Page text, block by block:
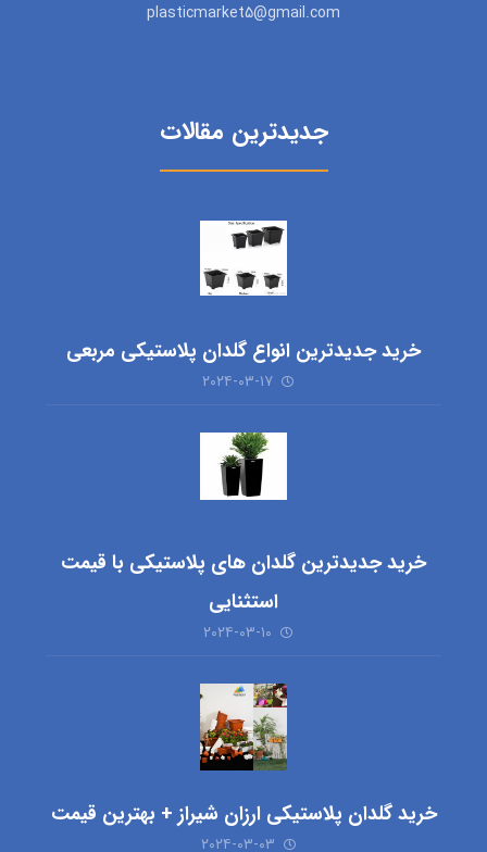
plasticmarket5@gmail.com
جدیدترین مقالات
خرید جدیدترین انواع گلدان پلاستیکی مربعی
۲۰۲۴-۰۳-۱۷
خرید جدیدترین گلدان های پلاستیکی با قیمت
استثنایی
۲۰۲۴-۰۳-۱۰
خرید گلدان پلاستیکی ارزان شیراز + بهترین قیمت
۲۰۲۴-۰۳-۰۳